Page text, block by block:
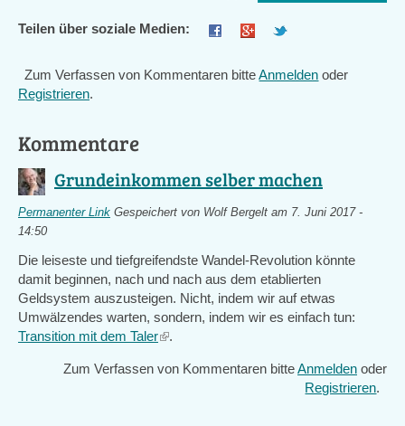
Teilen über soziale Medien:
Zum Verfassen von Kommentaren bitteAnmelden oder
Registrieren.
Kommentare
Grundeinkommen selber machen
Permanenter Link Gespeichert von Wolf Bergelt am 7. Juni 2017 -
14:50
Die leiseste und tiefgreifendste Wandel-Revolution könnte
damit beginnen, nach und nach aus dem etablierten
Geldsystem auszusteigen. Nicht, indem wir auf etwas
Umwälzendes warten, sondern, indem wir es einfach tun:
Transition mit dem Taler(link
external)
.
Zum Verfassen von Kommentaren bitteAnmelden oder
Registrieren.